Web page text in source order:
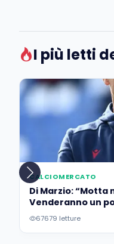
I più letti
CALCIOMERCATO
Di Marzio: “Motta
Venderanno un
all’operazione…”
67679 letture